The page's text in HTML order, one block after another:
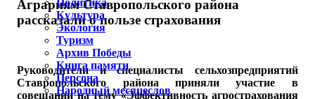
Аграриям Ставропольского района
рассказали о пользе страхования
Руководители и специалисты сельхозпредприятий
Ставропольского района приняли участие в
совещании на тему «Эффективность агрострахования
Политика
Культура
Экология
Туризм
Архив Победы
Книга памяти
Персона
Народный месяцеслов